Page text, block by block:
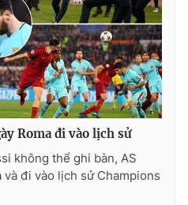
Roma đi vào lịch sử
không thể ghi bàn, AS
và đi vào lịch sử Champions